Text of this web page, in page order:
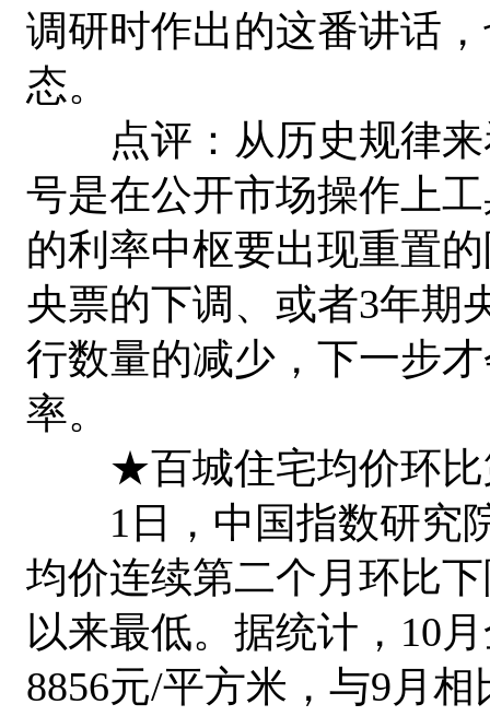
调研时作出的这番讲话
态。
点评：从历史规律来
号是在公开市场操作上
的利率中枢要出现重置
央票的下调、或者3年期
行数量的减少，下一步
率。
★百城住宅均价环比
1日，中国指数研究院
均价连续第二个月环比
以来最低。据统计，10
8856元/平方米，与9月